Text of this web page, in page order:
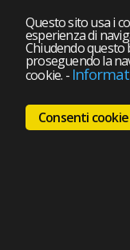
Questo sito usa i
esperienza di
Chiudendo questo
proseguendo la
cookie. -
Consenti cookie